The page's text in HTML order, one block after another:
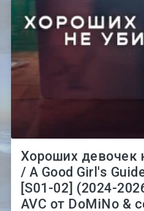
Хороших девочек
/ A Good Girl's
[S01-02] (2024-
AVC от DoMiNo &